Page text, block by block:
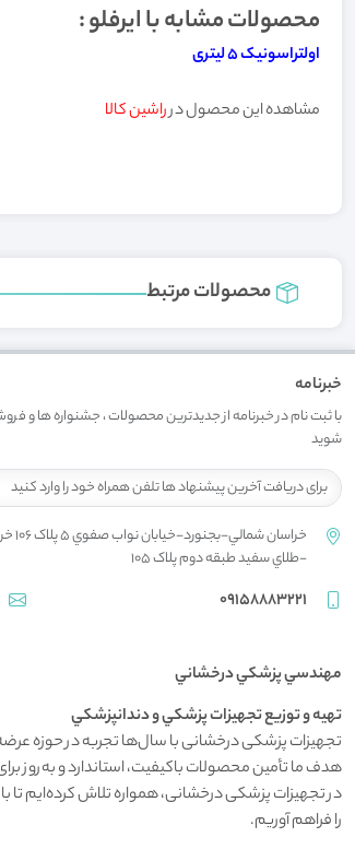
محصولات مشابه با ایرفلو :
اولتراسونیک ۵ لیتری
مشاهده این محصول درراشین کالا
محصولات مرتبط
خبرنامه
با ثبت نام در خبرنامه از جدیدترین محصولات ، جشنواره ها و
شوید
-طلاي سفيد طبقه دوم پلاک 105
09158883221
مهندسي پزشکي درخشاني
تهيه و توزيع تجهيزات پزشکي و دندانپزشکي
تجهیزات پزشکی درخشانی با سال‌ها تجربه در حوزه
هدف ما تأمین محصولات باکیفیت، استاندارد و
در تجهیزات پزشکی درخشانی، همواره تلاش کرده‌ایم
را فراهم آوریم.